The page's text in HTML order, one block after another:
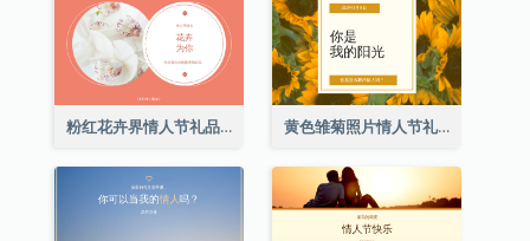
粉红花卉界情人节礼品卡 黄色雏菊照片情人节礼品卡